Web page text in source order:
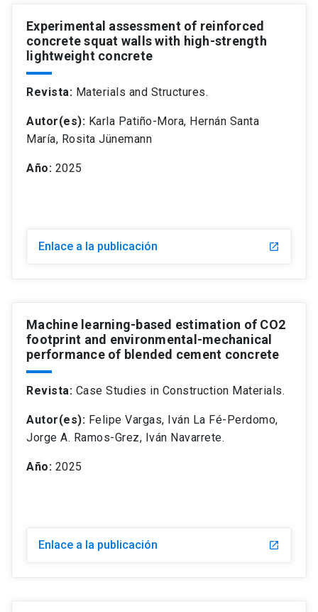
Experimental assessment of reinforced
concrete squat walls with high-strength
lightweight concrete
Revista: Materials and Structures.
Autor(es): Karla Patiño-Mora, Hernán Santa
María, Rosita Jünemann
Año: 2025
Enlace a la publicación
Machine learning-based estimation of CO2
footprint and environmental-mechanical
performance of blended cement concrete
Revista: Case Studies in Construction Materials.
Autor(es): Felipe Vargas, Iván La Fé-Perdomo,
Jorge A. Ramos-Grez, Iván Navarrete.
Año: 2025
Enlace a la publicación